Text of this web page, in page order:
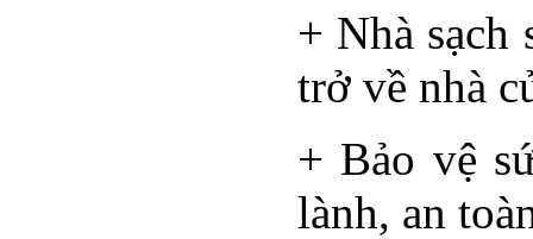
+ Nhà
trở về nhà
+ Bảo vệ
lành, an